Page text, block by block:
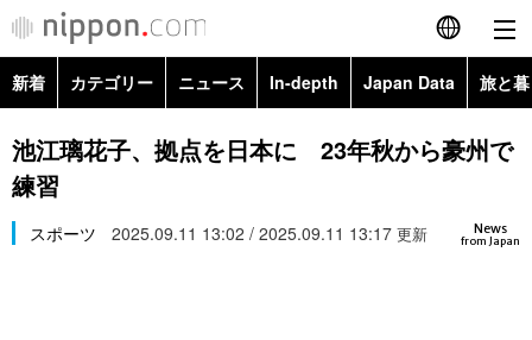
English
简体字
カテゴリー
新着 カテゴリー ニュース In-depth Japan Data 旅と
政治・外交
経済・ビジネス
Topics
池江璃花子、拠点を日本に 23年秋から豪州で
練習
News
from Japan
スポーツ 2025.09.11 13:02 / 2025.09.11 13:17 更新